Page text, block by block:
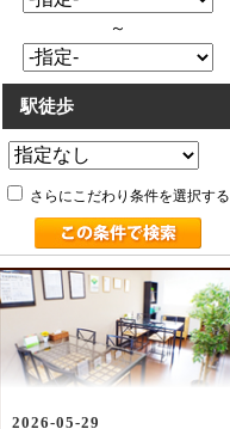
～
駅徒歩
さらにこだわり条件を選択する